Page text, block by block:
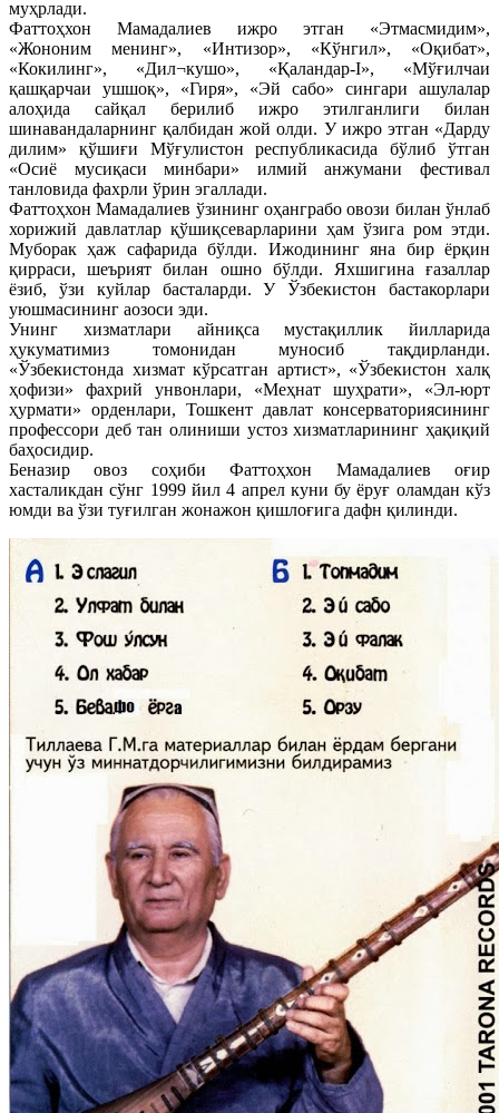
муҳрлади.
Фаттоҳхон Мамадалиев ижро этган «Этмасмидим»,
«Жононим менинг», «Интизор», «Кўнгил», «Оқибат»,
«Кокилинг», «Дил¬кушо», «Қаландар-I», «Мўғилчаи
қашқарчаи ушшоқ», «Гиря», «Эй сабо» сингари ашулалар
алоҳида сайқал берилиб ижро этилганлиги билан
шинавандаларнинг қалбидан жой олди. У ижро этган «Дарду
дилим» қўшиғи Мўғулистон республикасида бўлиб ўтган
«Осиё мусиқаси минбари» илмий анжумани фестивал
танловида фахрли ўрин эгаллади.
Фаттоҳхон Мамадалиев ўзининг оҳанграбо овози билан ўнлаб
хорижий давлатлар қўшиқсеварларини ҳам ўзига ром этди.
Муборак ҳаж сафарида бўлди. Ижодининг яна бир ёрқин
қирраси, шеърият билан ошно бўлди. Яхшигина ғазаллар
ёзиб, ўзи куйлар басталарди. У Ўзбекистон бастакорлари
уюшмасининг аoзоси эди.
Унинг хизматлари айниқса мустақиллик йилларида
ҳукуматимиз томонидан муносиб тақдирланди.
«Ўзбекистонда хизмат кўрсатган артист», «Ўзбекистон халқ
ҳофизи» фахрий унвонлари, «Меҳнат шуҳрати», «Эл-юрт
ҳурмати» орденлари, Тошкент давлат консерваториясининг
профессори деб тан олиниши устоз хизматларининг ҳақиқий
баҳосидир.
Беназир овоз соҳиби Фаттоҳхон Мамадалиев оғир
хасталикдан сўнг 1999 йил 4 апрел куни бу ёруғ оламдан кўз
юмди ва ўзи туғилган жонажон қишлоғига дафн қилинди.